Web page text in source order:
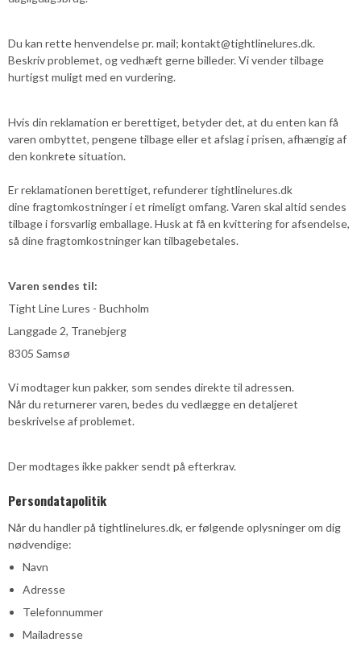
Du kan rette henvendelse pr. mail; kontakt@tightlinelures.dk.
Beskriv problemet, og vedhæft gerne billeder. Vi vender tilbage
hurtigst muligt med en vurdering.
Hvis din reklamation er berettiget, betyder det, at du enten kan få
varen ombyttet, pengene tilbage eller et afslag i prisen, afhængig af
den konkrete situation.
Er reklamationen berettiget, refunderer tightlinelures.dk
dine fragtomkostninger i et rimeligt omfang. Varen skal altid sendes
tilbage i forsvarlig emballage. Husk at få en kvittering for afsendelse,
så dine fragtomkostninger kan tilbagebetales.
Varen sendes til:
Tight Line Lures - Buchholm
Langgade 2, Tranebjerg
8305 Samsø
Vi modtager kun pakker, som sendes direkte til adressen.
Når du returnerer varen, bedes du vedlægge en detaljeret
beskrivelse af problemet.
Der modtages ikke pakker sendt på efterkrav.
Persondatapolitik
Når du handler på tightlinelures.dk, er følgende oplysninger om dig
nødvendige:
Navn
Adresse
Telefonnummer
Mailadresse